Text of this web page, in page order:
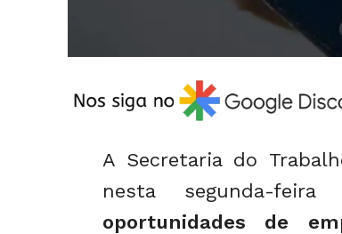
A Secretaria do
nesta segunda-
oportunidades de